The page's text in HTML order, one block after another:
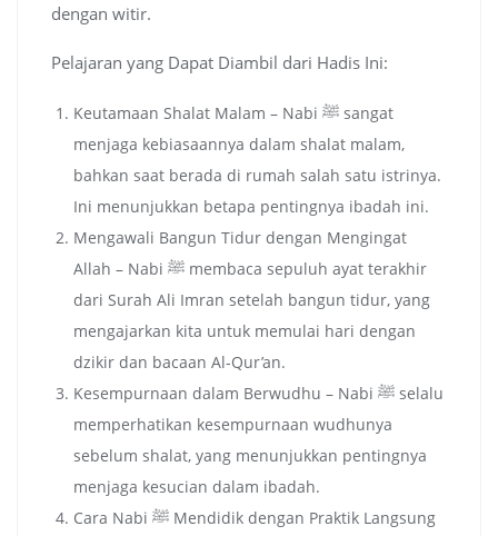
dengan witir.
Pelajaran yang Dapat Diambil dari Hadis Ini:
Keutamaan Shalat Malam – Nabi ﷺ sangat
menjaga kebiasaannya dalam shalat malam,
bahkan saat berada di rumah salah satu istrinya.
Ini menunjukkan betapa pentingnya ibadah ini.
Mengawali Bangun Tidur dengan Mengingat
Allah – Nabi ﷺ membaca sepuluh ayat terakhir
dari Surah Ali Imran setelah bangun tidur, yang
mengajarkan kita untuk memulai hari dengan
dzikir dan bacaan Al-Qur’an.
Kesempurnaan dalam Berwudhu – Nabi ﷺ selalu
memperhatikan kesempurnaan wudhunya
sebelum shalat, yang menunjukkan pentingnya
menjaga kesucian dalam ibadah.
Cara Nabi ﷺ Mendidik dengan Praktik Langsung